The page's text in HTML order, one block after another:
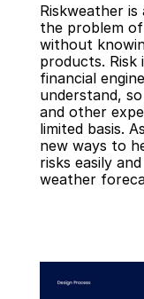
Riskweather is
the problem
without
products.
financial
understand,
and other
limited basis.
new ways to
risks easily
weather